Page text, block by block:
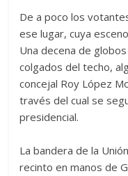
De a poco los
ese lugar, cuya
Una decena de
colgados del techo,
concejal Roy López
través del cual se
presidencial.
La bandera de la
recinto en manos de